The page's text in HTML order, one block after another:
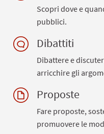
Scopri dove e
pubblici.
Dibattiti
Dibattere e
arricchire gli
Proposte
Fare proposte,
promuovere le